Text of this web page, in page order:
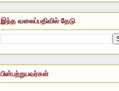
இந்த வலைப்பதிவில் தேடு
பின்பற்றுபவர்கள்